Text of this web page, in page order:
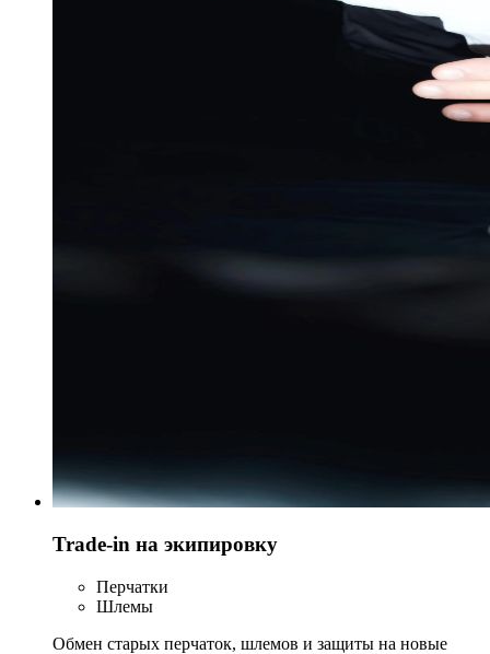
Trade-in на экипировку
Перчатки
Шлемы
Обмен старых перчаток, шлемов и защиты на новые